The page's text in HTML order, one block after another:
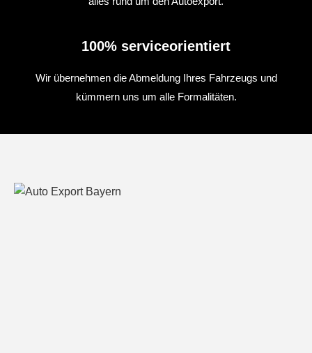
100% serviceorientiert
Wir übernehmen die Abmeldung Ihres Fahrzeugs und
kümmern uns um alle Formalitäten.